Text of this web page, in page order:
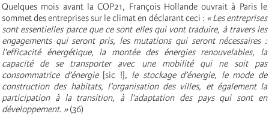
Quelques mois avant la COP21, François Hollande ouvrait à Paris le
sommet des entreprises sur le climat en déclarant ceci : « Les entreprises
sont essentielles parce que ce sont elles qui vont traduire, à travers les
engagements qui seront pris, les mutations qui seront nécessaires :
l’efficacité énergétique, la montée des énergies renouvelables, la
capacité de se transporter avec une mobilité qui ne soit pas
consommatrice d’énergie[sic !], le stockage d’énergie, le mode de
construction des habitats, l’organisation des villes, et également la
participation à la transition, à l’adaptation des pays qui sont en
développement. »(36)